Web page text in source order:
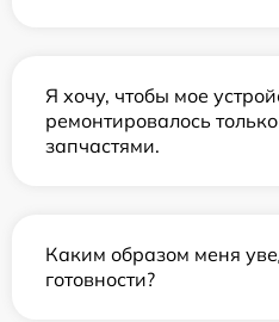
Я хочу, чтобы мое
ремонтировалось
запчастями.
Каким образом меня
готовности?